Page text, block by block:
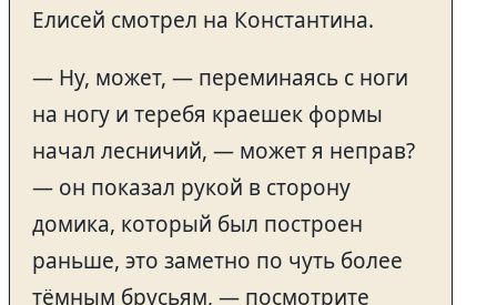
Елисей смотрел на Константина.
— Ну, может, — переминаясь с ноги
на ногу и теребя краешек формы
начал лесничий, — может я неправ?
— он показал рукой в сторону
домика, который был построен
раньше, это заметно по чуть более
тёмным брусьям, — посмотрите